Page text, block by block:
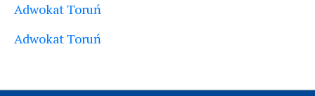
Adwokat Toruń
Adwokat Toruń